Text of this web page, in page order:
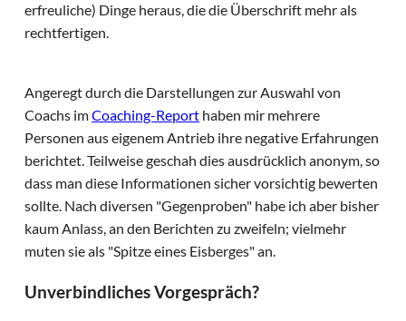
erfreuliche) Dinge heraus, die die Überschrift mehr als
rechtfertigen.
Angeregt durch die Darstellungen zur Auswahl von
Coachs imCoaching-Report haben mir mehrere
Personen aus eigenem Antrieb ihre negative Erfahrungen
berichtet. Teilweise geschah dies ausdrücklich anonym, so
dass man diese Informationen sicher vorsichtig bewerten
sollte. Nach diversen "Gegenproben" habe ich aber bisher
kaum Anlass, an den Berichten zu zweifeln; vielmehr
muten sie als "Spitze eines Eisberges" an.
Unverbindliches Vorgespräch?